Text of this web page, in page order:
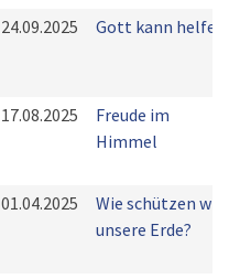
24.09.2025 Gott kann helfen
17.08.2025
Freude im
Himmel
01.04.2025
Wie schützen wir
unsere Erde?